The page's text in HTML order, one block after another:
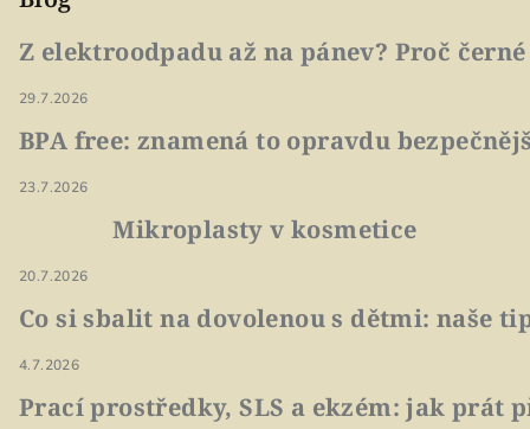
Z elektroodpadu až na pánev? Proč
29.7.2026
BPA free: znamená to opravdu
23.7.2026
Mikroplasty v kosmetice
20.7.2026
Co si sbalit na dovolenou s dětmi: naše
4.7.2026
Prací prostředky, SLS a ekzém: jak prát